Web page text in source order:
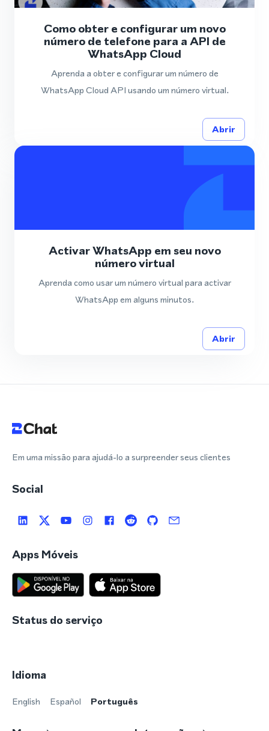
Como obter e configurar um novo
número de telefone para a API de
WhatsApp Cloud
Aprenda a obter e configurar um número de
WhatsApp Cloud API usando um número virtual.
Abrir
Activar WhatsApp em seu novo
número virtual
Aprenda como usar um número virtual para activar
WhatsApp em alguns minutos.
Abrir
Em uma missão para ajudá-lo a surpreender seus clientes
Social
Apps Móveis
Status do serviço
Idioma
English Español Português